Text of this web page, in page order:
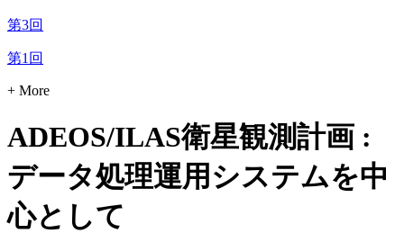
第3回
第1回
+ More
ADEOS/ILAS衛星観測計画 :
データ処理運用システムを中
心として